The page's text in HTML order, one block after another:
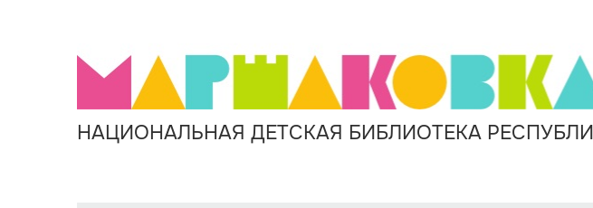
НАЦИОНАЛЬНАЯ ДЕТСКАЯ БИБЛИОТЕКА